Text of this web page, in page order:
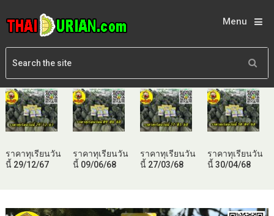
Menu
ราคาทุเรียนวัน
นี้ 29/12/67
ราคาทุเรียนวัน
นี้ 09/06/68
ราคาทุเรียนวัน
นี้ 27/03/68
ราคาทุเรียนวัน
นี้ 30/04/68